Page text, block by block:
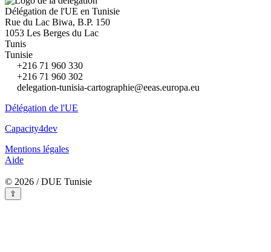
Délégation de l'UE en Tunisie
Rue du Lac Biwa, B.P. 150
1053 Les Berges du Lac
Tunis
Tunisie
+216 71 960 330
+216 71 960 302
delegation-tunisia-cartographie@eeas.europa.eu
Délégation de l'UE
Capacity4dev
Mentions légales
Aide
© 2026 / DUE Tunisie
⇪